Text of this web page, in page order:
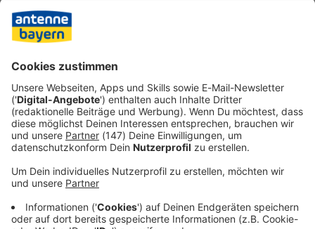
In dem neuen bundesweiten Gremium sollen Bischöfe und
Laien gleichberechtigt beraten und entscheiden. Die 27
Diözesanbischöfe sollen der Konferenz angehören, dazu
sollen ebenso viele Mitglieder des Zentralkomitees der
Mitglieder, die gewählt werden. Die Satzung hatte Wilmer
im Frühjahr im Vatikan vorgelegt.